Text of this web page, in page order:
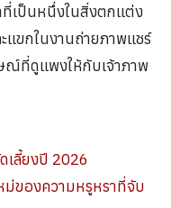
เป็นหนึ่งในสิ่งตกแต่ง
แขกในงานถ่ายภาพแชร์
ณ์ที่ดูแพงให้กับเจ้าภาพ
เลี้ยงปี 2026
ของความหรูหราที่จับ